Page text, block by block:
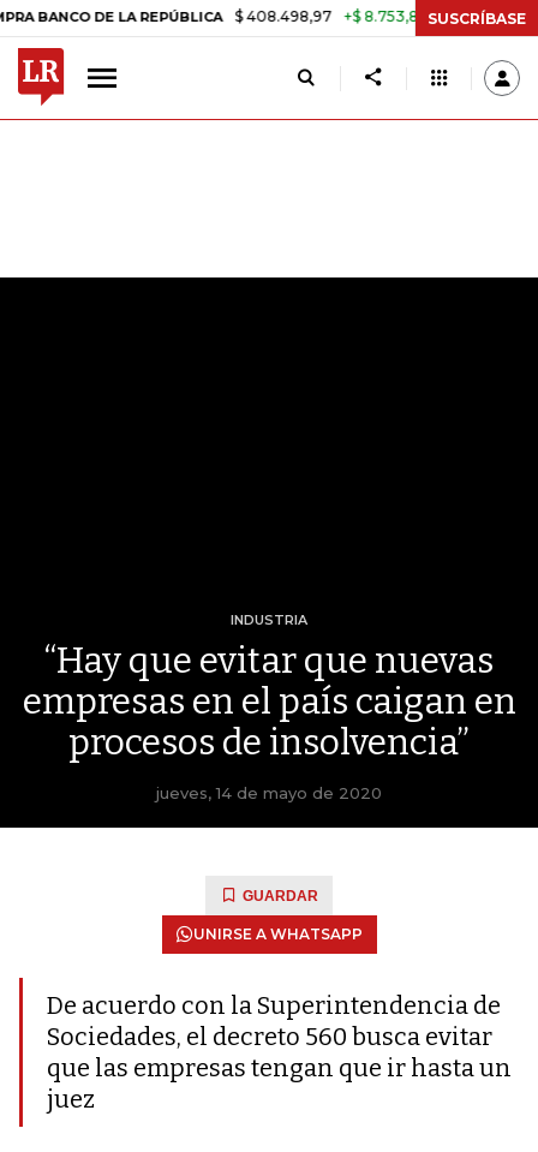
DE LA REPÚBLICA $ 408.498,97 +$ 8.753,81 +2,19% TASA DE
SUSCRÍBASE
INDUSTRIA
“Hay que evitar que nuevas
empresas en el país caigan en
procesos de insolvencia”
jueves, 14 de mayo de 2020
GUARDAR
UNIRSE A WHATSAPP
De acuerdo con la Superintendencia de
Sociedades, el decreto 560 busca evitar
que las empresas tengan que ir hasta un
juez